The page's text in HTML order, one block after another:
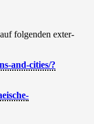
fol­gen­den exter­
and-cities/?